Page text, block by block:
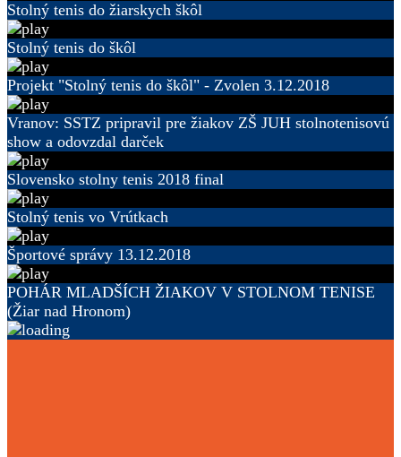
Stolný tenis do žiarskych škôl
Stolný tenis do škôl
Projekt "Stolný tenis do škôl" - Zvolen 3.12.2018
Vranov: SSTZ pripravil pre žiakov ZŠ JUH stolnotenisovú
show a odovzdal darček
Slovensko stolny tenis 2018 final
Stolný tenis vo Vrútkach
Športové správy 13.12.2018
POHÁR MLADŠÍCH ŽIAKOV V STOLNOM TENISE
(Žiar nad Hronom)